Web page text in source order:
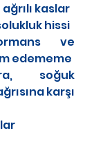
ağrılı kaslar
hissi
ve
edememe
soğuk
karşı